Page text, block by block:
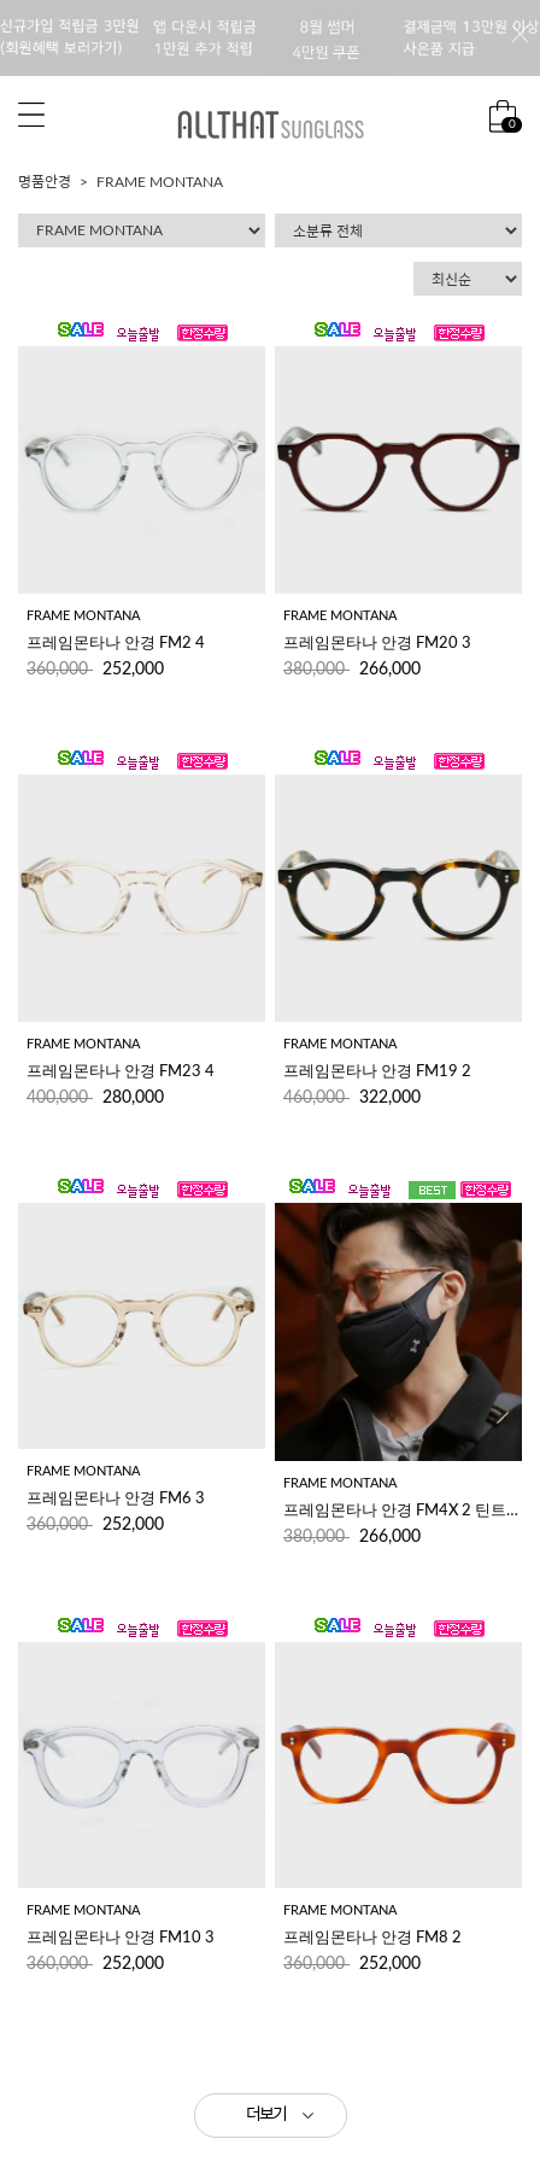
0
명품안경 FRAME MONTANA
FRAME MONTANA
프레임몬타나 안경 FM2 4
360,000 252,000
FRAME MONTANA
프레임몬타나 안경 FM20 3
380,000 266,000
FRAME MONTANA
프레임몬타나 안경 FM23 4
400,000 280,000
FRAME MONTANA
프레임몬타나 안경 FM19 2
460,000 322,000
FRAME MONTANA
프레임몬타나 안경 FM6 3
360,000 252,000
FRAME MONTANA
프레임몬타나 안경 FM4X 2 틴트렌즈
380,000 266,000
FRAME MONTANA
프레임몬타나 안경 FM10 3
360,000 252,000
FRAME MONTANA
프레임몬타나 안경 FM8 2
360,000 252,000
더보기